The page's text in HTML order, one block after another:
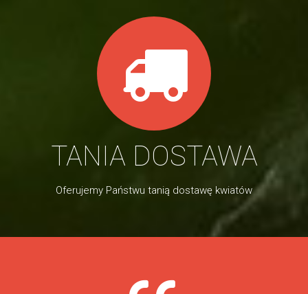
TANIA DOSTAWA
Oferujemy Państwu tanią dostawę kwiatów